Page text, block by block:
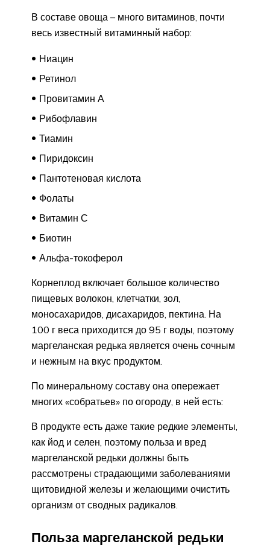
В составе овоща – много витаминов, почти
весь известный витаминный набор:
Ниацин
Ретинол
Провитамин А
Рибофлавин
Тиамин
Пиридоксин
Пантотеновая кислота
Фолаты
Витамин С
Биотин
Альфа-токоферол
Корнеплод включает большое количество
пищевых волокон, клетчатки, зол,
моносахаридов, дисахаридов, пектина. На
100 г веса приходится до 95 г воды, поэтому
маргеланская редька является очень сочным
и нежным на вкус продуктом.
По минеральному составу она опережает
многих «собратьев» по огороду, в ней есть:
В продукте есть даже такие редкие элементы,
как йод и селен, поэтому польза и вред
маргеланской редьки должны быть
рассмотрены страдающими заболеваниями
щитовидной железы и желающими очистить
организм от сводных радикалов.
Польза маргеланской редьки